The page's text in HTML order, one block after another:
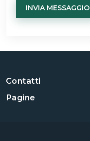
INVIA MESSAGGIO
Contatti
Pagine